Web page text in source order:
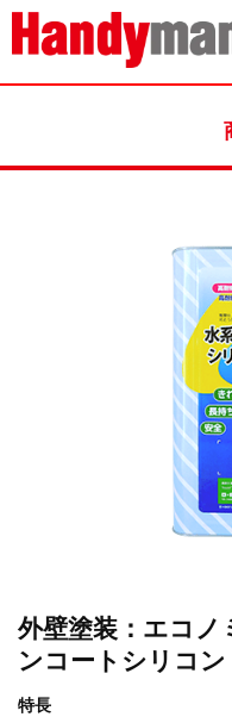
お風呂やキッチンのリフォー
外壁塗装：エコ
ンコートシリコン
特長